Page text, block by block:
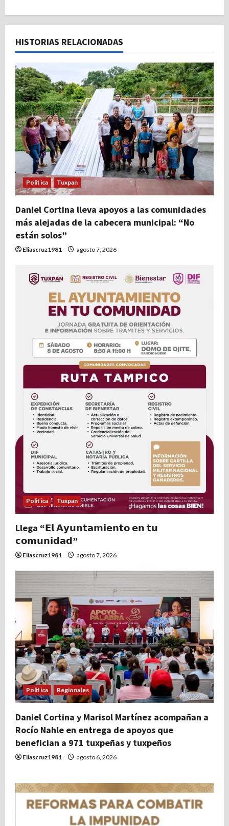
g
c
i
ó
n
d
e
e
n
t
r
HISTORIAS RELACIONADAS
Politica Tuxpan
Daniel Cortina lleva apoyos a las comunidades
más alejadas de la cabecera municipal: “No
están solos”
Eliascruz1981 agosto 7, 2026
Politica Tuxpan
Llega “𝗘𝗹 𝗔𝘆𝘂𝗻𝘁𝗮𝗺𝗶𝗲𝗻𝘁𝗼 𝗲𝗻 𝘁𝘂
𝗰𝗼𝗺𝘂𝗻𝗶𝗱𝗮𝗱”
Eliascruz1981 agosto 7, 2026
Politica Regionales
Daniel Cortina y Marisol Martínez acompañan a
Rocío Nahle en entrega de apoyos que
benefician a 971 tuxpeñas y tuxpeños
Eliascruz1981 agosto 6, 2026